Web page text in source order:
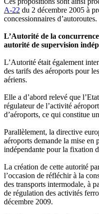
A-22 du 2 décembre 2005 à
concessionnaires d’autoroutes.
L’Autorité de la
autorité de supervision
L’Autorité était également
des tarifs des aéroports pour
aériens.
Elle a d’abord relevé que
régulateur de l’activité
d’aéroports, ce qui constitue
Parallèlement, la directive
aéroports demande la mise en
indépendante pour la fixation
La création de cette autorité
l’occasion de réfléchir à la
des transports intermodale, à
de régulation des activités
décembre 2009.